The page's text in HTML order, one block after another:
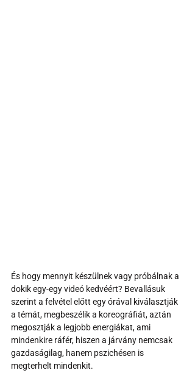
És hogy mennyit készülnek vagy próbálnak a
dokik egy-egy videó kedvéért? Bevallásuk
szerint a felvétel előtt egy órával kiválasztják
a témát, megbeszélik a koreográfiát, aztán
megosztják a legjobb energiákat, ami
mindenkire ráfér, hiszen a járvány nemcsak
gazdaságilag, hanem pszichésen is
megterhelt mindenkit.